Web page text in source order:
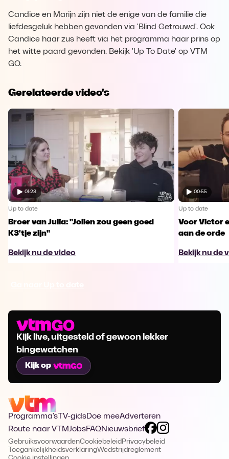
Candice en Marijn zijn niet de enige van de familie die
liefdesgeluk hebben gevonden via 'Blind Getrouwd'. Ook
Candice haar zus heeft via het programma haar prins op
het witte paard gevonden. Bekijk 'Up To Date' op VTM
GO.
Gerelateerde video's
01:23
Up to date
Broer van Julia: "Jolien zou geen goed
K3'tje zijn"
Bekijk nu de video
00:55
Up to date
Voor Victor
aan de orde
Bekijk nu de
Kijk live, uitgesteld of gewoon lekker
bingewatchen
Kijk op
Programma's TV-gidsDoe meeAdverteren
Route naar VTMJobsFAQNieuwsbrief
GebruiksvoorwaardenCookiebeleid Privacybeleid
ToegankelijkheidsverklaringWedstrijdreglement